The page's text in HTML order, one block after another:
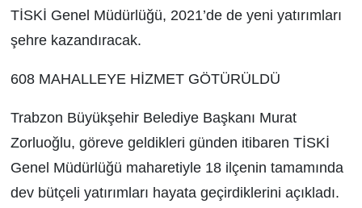
TİSKİ Genel Müdürlüğü, 2021’de de yeni yatırımları
şehre kazandıracak.
608 MAHALLEYE HİZMET GÖTÜRÜLDÜ
Trabzon Büyükşehir Belediye Başkanı Murat
Zorluoğlu, göreve geldikleri günden itibaren TİSKİ
Genel Müdürlüğü maharetiyle 18 ilçenin tamamında
dev bütçeli yatırımları hayata geçirdiklerini açıkladı.